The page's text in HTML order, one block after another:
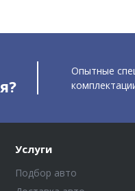
Опытные
Услуги
Подбор авто